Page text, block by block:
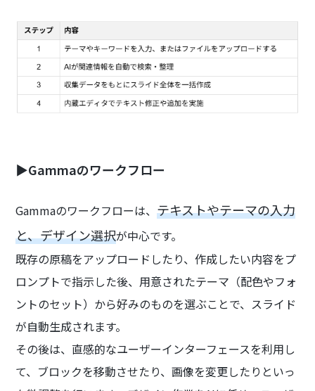
▶Gammaのワークフロー
Gammaのワークフローは、テキストやテーマの入力
と、デザイン選択が中心です。
既存の原稿をアップロードしたり、作成したい内容をプ
ロンプトで指示した後、用意されたテーマ（配色やフォ
ントのセット）から好みのものを選ぶことで、スライド
が自動生成されます。
その後は、直感的なユーザーインターフェースを利用し
て、ブロックを移動させたり、画像を変更したりといっ